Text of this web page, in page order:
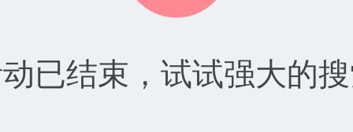
已结束，试试强大的